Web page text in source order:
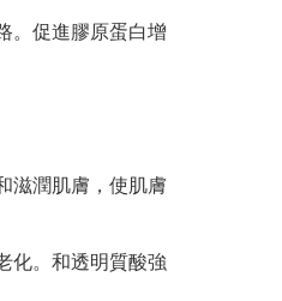
。促進膠原蛋白增
滋潤肌膚，使肌膚
化。和透明質酸強